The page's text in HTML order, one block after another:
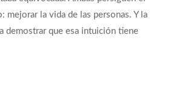
mejorar la vida de las personas. Y la
demostrar que esa intuición tiene